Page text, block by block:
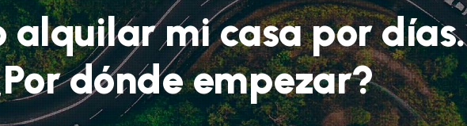
alquilar mi casa por días.
dónde empezar?